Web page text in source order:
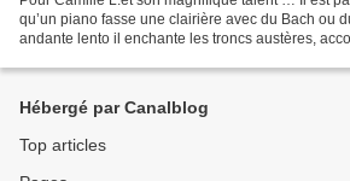
qu’un piano fasse une clairière avec du Bach ou
andante lento il enchante les troncs austères,
Hébergé par Canalblog
Top articles